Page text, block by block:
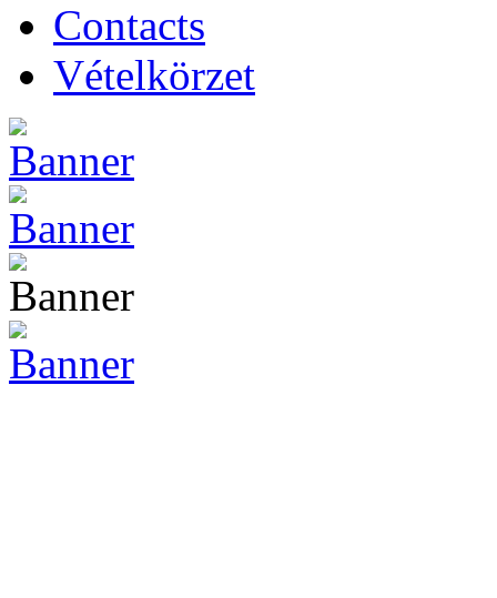
Contacts
Vételkörzet